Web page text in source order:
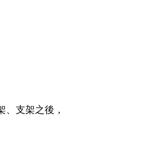
、支架之後，